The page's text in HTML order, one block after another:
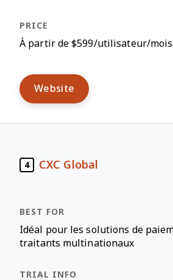
À partir de $599/utilisateur/mois
Website
4 CXC Global
Idéal pour les solutions de
traitants multinationaux